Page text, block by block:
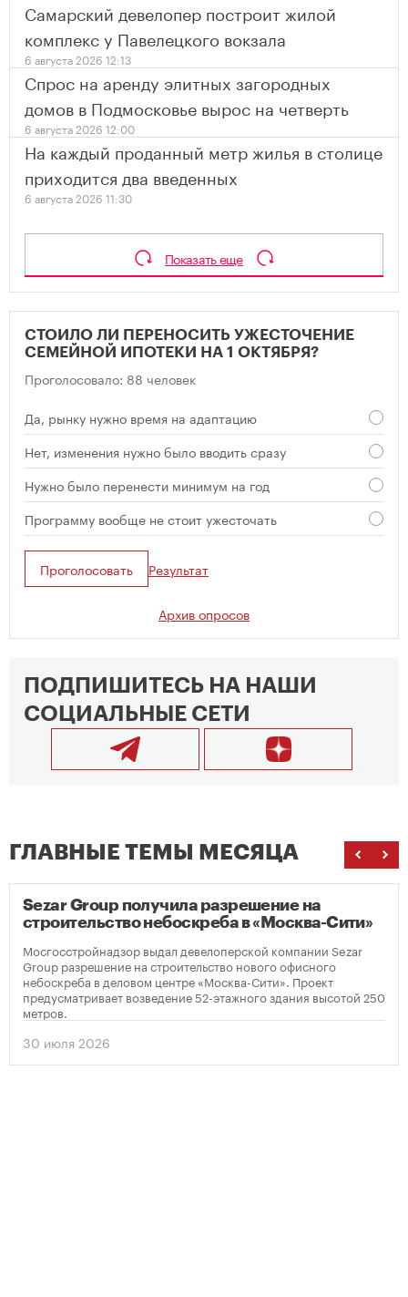
Самарский девелопер построит жилой
комплекс у Павелецкого вокзала
6 августа 2026 12:13
Спрос на аренду элитных загородных
домов в Подмосковье вырос на четверть
6 августа 2026 12:00
На каждый проданный метр жилья в столице
приходится два введенных
6 августа 2026 11:30
Показать еще
СТОИЛО ЛИ ПЕРЕНОСИТЬ УЖЕСТОЧЕНИЕ
СЕМЕЙНОЙ ИПОТЕКИ НА 1 ОКТЯБРЯ?
Проголосовало: 88 человек
Да, рынку нужно время на адаптацию
Нет, изменения нужно было вводить сразу
Нужно было перенести минимум на год
Программу вообще не стоит ужесточать
Проголосовать Результат
Архив опросов
ПОДПИШИТЕСЬ НА НАШИ
СОЦИАЛЬНЫЕ СЕТИ
ГЛАВНЫЕ ТЕМЫ МЕСЯЦА
Sezar Group получила разрешение на
строительство небоскреба в «Москва-Сити»
Мосгосстройнадзор выдал девелоперской компании Sezar
Group разрешение на строительство нового офисного
небоскреба в деловом центре «Москва-Сити». Проект
предусматривает возведение 52-этажного здания высотой 250
метров.
30 июля 2026